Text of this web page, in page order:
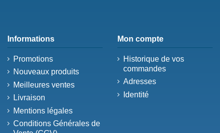
Informations
Promotions
Nouveaux produits
Meilleures ventes
Livraison
Mentions légales
Conditions Générales de
Mon compte
Historique de vos
commandes
Adresses
Identité